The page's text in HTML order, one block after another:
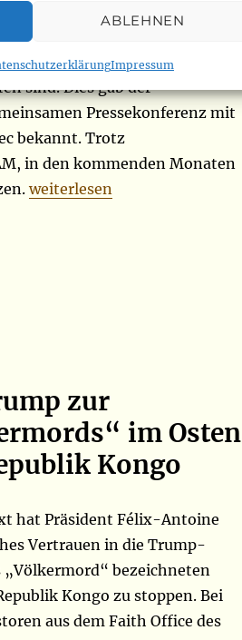
ABLEHNEN
Impressum
OXFAM hat im Jahr 2024
die vom Konflikt im Osten der
sind. Dies gab der
Pressekonferenz mit
bekannt. Trotz
in den kommenden Monaten
„16.07.2025“
weiterlesen
zur
im Osten
Kongo
hat Präsident Félix-Antoine
Vertrauen in die Trump-
bezeichneten
Kongo zu stoppen. Bei
aus dem Faith Office des